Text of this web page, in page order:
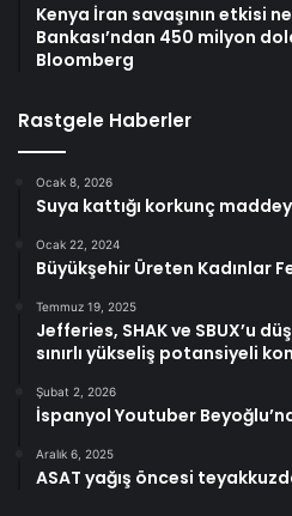
Kenya İran savaşının etkisi
Bankası’ndan 450 milyon
Bloomberg
Rastgele Haberler
Ocak 8, 2026
Suya kattığı korkunç
Ocak 22, 2024
Büyükşehir Üreten Kadınlar
Temmuz 19, 2025
Jefferies, SHAK ve SBUX’u
sınırlı yükseliş potansiyeli
Şubat 2, 2026
İspanyol Youtuber
Aralık 6, 2025
ASAT yağış öncesi